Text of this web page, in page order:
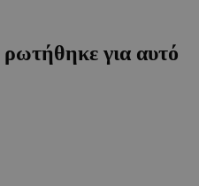
για αυτό